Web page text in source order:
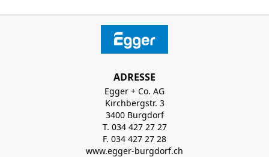
ADRESSE
Egger + Co. AG
Kirchbergstr. 3
3400 Burgdorf
T. 034 427 27 27
F. 034 427 27 28
www.egger-burgdorf.ch